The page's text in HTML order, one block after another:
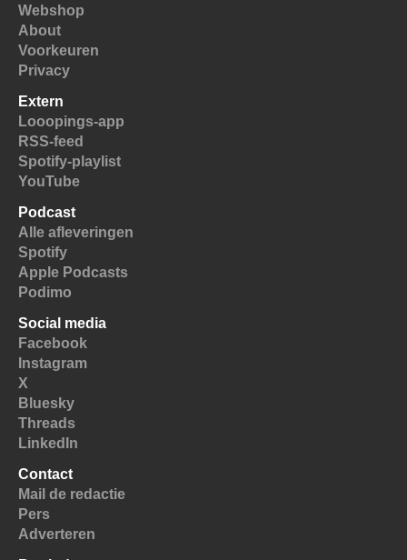
Webshop
About
Voorkeuren
Privacy
Extern
Looopings-app
RSS-feed
Spotify-playlist
YouTube
Podcast
Alle afleveringen
Spotify
Apple Podcasts
Podimo
Social media
Facebook
Instagram
X
Bluesky
Threads
LinkedIn
Contact
Mail de redactie
Pers
Adverteren